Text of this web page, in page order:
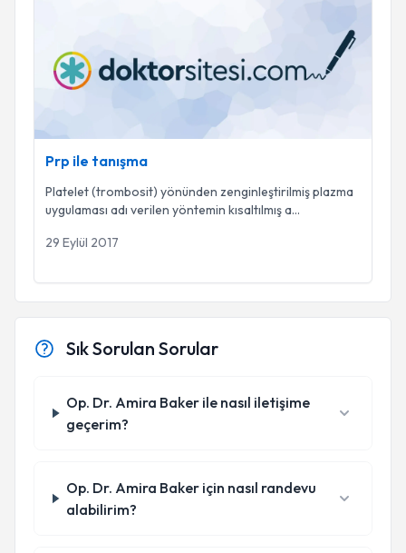
Prp ile tanışma
Platelet (trombosit) yönünden zenginleştirilmiş plazma
uygulaması adı verilen yöntemin kısaltılmış a...
29 Eylül 2017
Sık Sorulan Sorular
Op. Dr. Amira Baker ile nasıl iletişime
geçerim?
Op. Dr. Amira Baker için nasıl randevu
alabilirim?